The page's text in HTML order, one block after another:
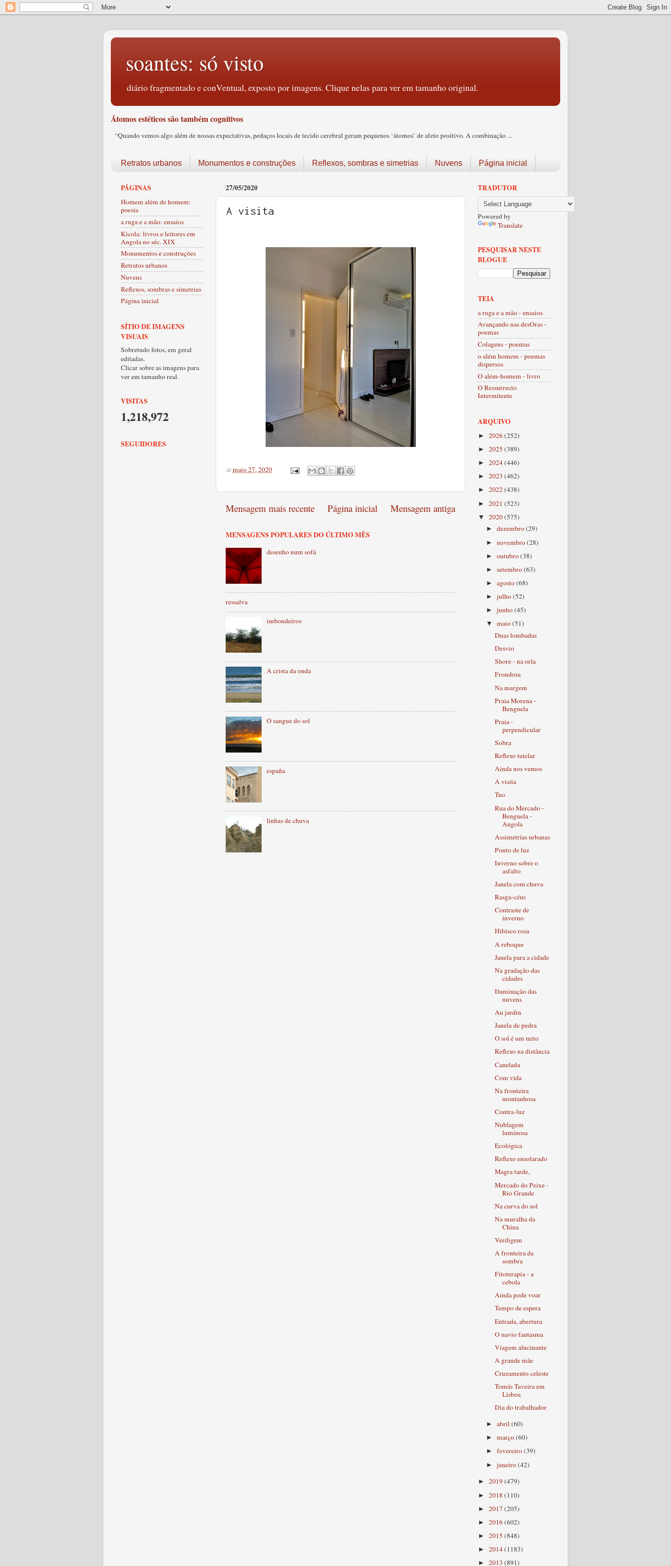
soantes: só visto
diário fragmentado e conVentual, exposto por imagens. Clique nelas para ver em tamanho original.
Átomos estéticos são também cognitivos
“Quando vemos algo além de nossas expectativas, pedaços locais de tecido cerebral geram pequenos ‘átomos’ de afeto positivo. A combinação ...
Retratos urbanos Monumentos e construções Reflexos, sombras e simetrias Nuvens Página inicial
27/05/2020
A visita
atmaio 27, 2020
Mensagem mais recente Mensagem antiga
Página inicial
MENSAGENS POPULARES DO ÚLTIMO MÊS
desenho num sofá
ressalva
imbondeiros
A crista da onda
O sangue do sol
españa
linhas de chuva
PÁGINAS
Homem além de homem:
poesia
a ruga e a mão: ensaios
Kicola: livros e leitores em
Angola no séc. XIX
Monumentos e construções
Retratos urbanos
Nuvens
Reflexos, sombras e simetrias
Página inicial
SÍTIO DE IMAGENS
VISUAIS
Sobretudo fotos, em geral
editadas.
Clicar sobre as imagens para
ver em tamanho real.
VISITAS
1,218,972
SEGUIDORES
TRADUTOR
Powered by
Translate
PESQUISAR NESTE
BLOGUE
TEIA
a ruga e a mão - ensaios
Avançando nas desOras -
poemas
Colagens - poemas
o além homem - poemas
dispersos
O além-homem - livro
O Ressurrecto
Intermitente
ARQUIVO
► 2026(252)
► 2025 (389)
► 2024(446)
► 2023 (462)
► 2022(438)
► 2021 (523)
▼ 2020(575)
►dezembro(29)
►novembro(28)
►outubro(38)
►setembro(63)
►agosto(68)
►julho(52)
►junho(45)
▼maio(51)
Duas lombadas
Desvio
Shore - na orla
Frondosa
Na margem
Praia Morena -
Benguela
Praia -
perpendicular
Sobra
Reflexo tutelar
Ainda nos vemos
A visita
Tuo
Rua do Mercado -
Benguela -
Angola
Assimetrias urbanas
Ponto de luz
Inverno sobre o
asfalto
Janela com chuva
Rasga-céus
Contraste de
inverno
Hibisco rosa
A reboque
Janela para a cidade
Na gradação das
cidades
Iluminação das
nuvens
Au jardin
Janela de pedra
O sol é um mito
Reflexo na distância
Canelada
Com vida
Na fronteira
montanhosa
Contra-luz
Nublagem
luminosa
Ecológica
Reflexo ensolarado
Magra tarde,
Mercado do Peixe -
Rio Grande
Na curva do sol
Na muralha da
China
Verdigem
A fronteira da
sombra
Fitoterapia - a
cebola
Ainda pode voar
Tempo de espera
Entrada, abertura
O navio fantasma
Viagem alucinante
A grande mãe
Cruzamento celeste
Tomás Taveira em
Lisboa
Dia do trabalhador
►abril(60)
►março(60)
►fevereiro(39)
►janeiro(42)
► 2019(479)
► 2018 (110)
► 2017 (205)
► 2016(602)
► 2015 (848)
► 2014(1183)
► 2013 (891)